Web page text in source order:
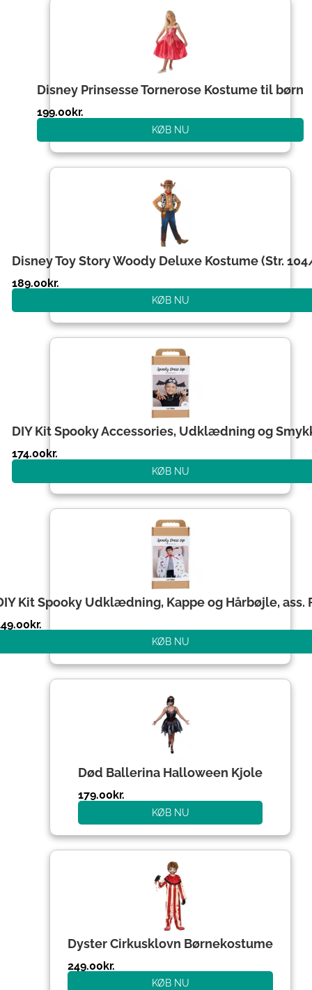
Disney Prinsesse Tornerose Kostume til børn
199.00kr.
KØB NU
Disney Toy Story Woody Deluxe Kostume (Str.
189.00kr.
KØB NU
DIY Kit Spooky Accessories, Udklædning og
174.00kr.
KØB NU
Kit Spooky Udklædning, Kappe og Hårbøjle, ass.
kr.
KØB NU
Død Ballerina Halloween Kjole
179.00kr.
KØB NU
Dyster Cirkusklovn Børnekostume
249.00kr.
KØB NU